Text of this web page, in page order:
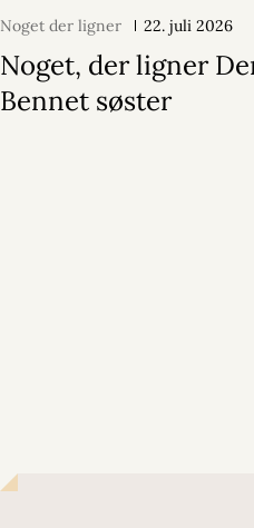
Noget der ligner 22. juli 2026
Noget, der ligner
Bennet søster